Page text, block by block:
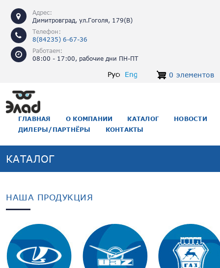
Адрес:
Димитровград, ул.Гоголя, 179(В)
Телефон:
8(84235) 6-67-36
Работаем:
08:00 - 17:00, рабочие дни ПН-ПТ
РусскийEnglish 0 элементов
ОСНОВНАЯ НАВИГАЦИЯ
ГЛАВНАЯ О КОМПАНИИ КАТАЛОГ
НОВОСТИ
ДИЛЕРЫ/ПАРТНЁРЫ
КОНТАКТЫ
КАТАЛОГ
НАША ПРОДУКЦИЯ